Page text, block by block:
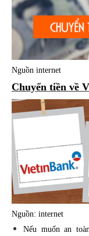
Nguồn internet
Chuyển tiền về
Nguồn: internet
Nếu muốn an